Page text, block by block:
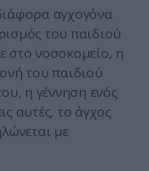
αγχογόνα
του παιδιού
στο νοσοκομείο, η
του παιδιού
η γέννηση ενός
αυτές, το άγχος
με